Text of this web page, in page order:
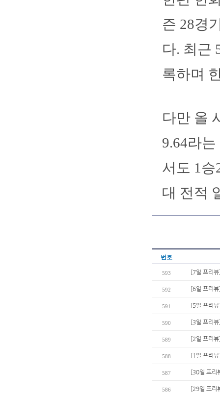
즌 28경
다. 최근
록하며
다만 올
9.64라
서도 1승
대 전적
번호
593 [7일 프리
592 [6일 프리
591 [5일 프리
590 [3일 프리
589 [2일 프리
588 [1일 프리
587 [30일 프리
586 [29일 프리